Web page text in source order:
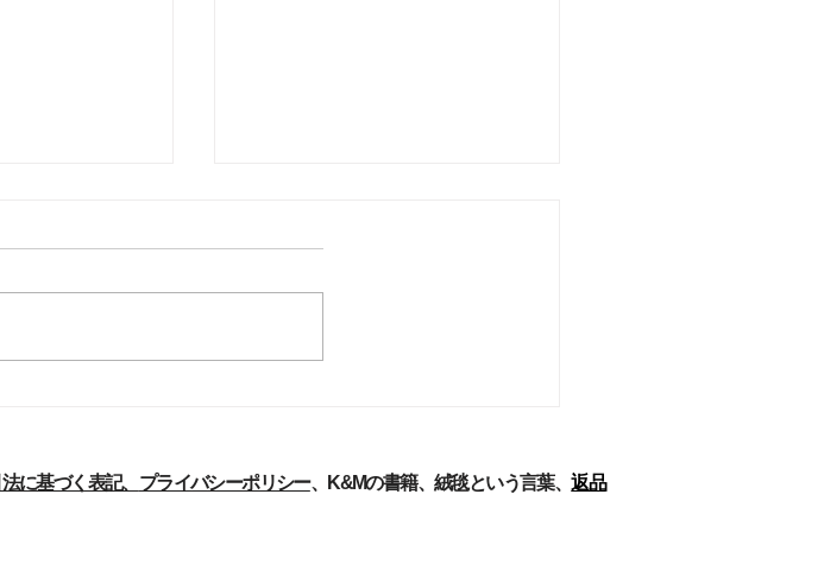
絨毯にのみ関税
のドイツの輸
である。男性は、原材料を購入
村地区だけだと75％以上である
に基づく表記、 プライバシーポリシー、 K&Mの書籍​、絨毯という言葉、返品